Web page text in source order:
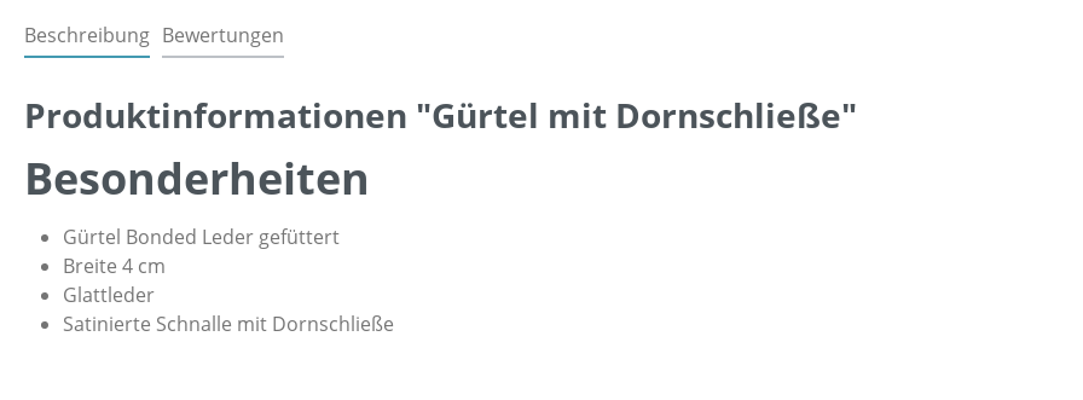
Beschreibung Bewertungen
Produktinformationen "Gürtel mit Dornschließe"
Besonderheiten
Gürtel Bonded Leder gefüttert
Breite 4 cm
Glattleder
Satinierte Schnalle mit Dornschließe